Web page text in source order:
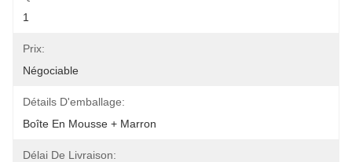
1
Prix:
Négociable
Détails D'emballage:
Boîte En Mousse + Marron
Délai De Livraison: